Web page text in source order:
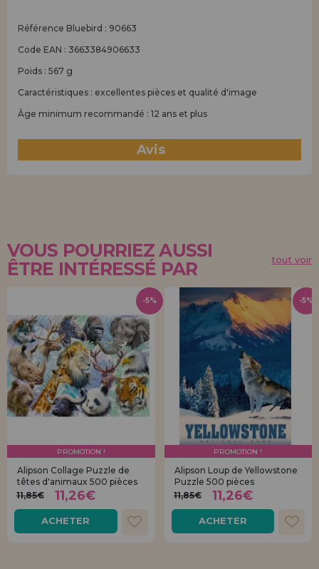
Référence Bluebird : 90663
Code EAN : 3663384906633
Poids : 567 g
Caractéristiques : excellentes pièces et qualité d'image
Âge minimum recommandé : 12 ans et plus
Avis
VOUS POURRIEZ AUSSI
ÊTRE INTÉRESSÉ PAR
tout voir
PROMOTION !
Alipson Collage Puzzle de
têtes d'animaux 500 pièces
11,85€
11,26€
ACHETER
-5%
PROMOTION !
Alipson Loup de Yellowstone
Puzzle 500 pièces
11,85€
11,26€
ACHETER
-5%